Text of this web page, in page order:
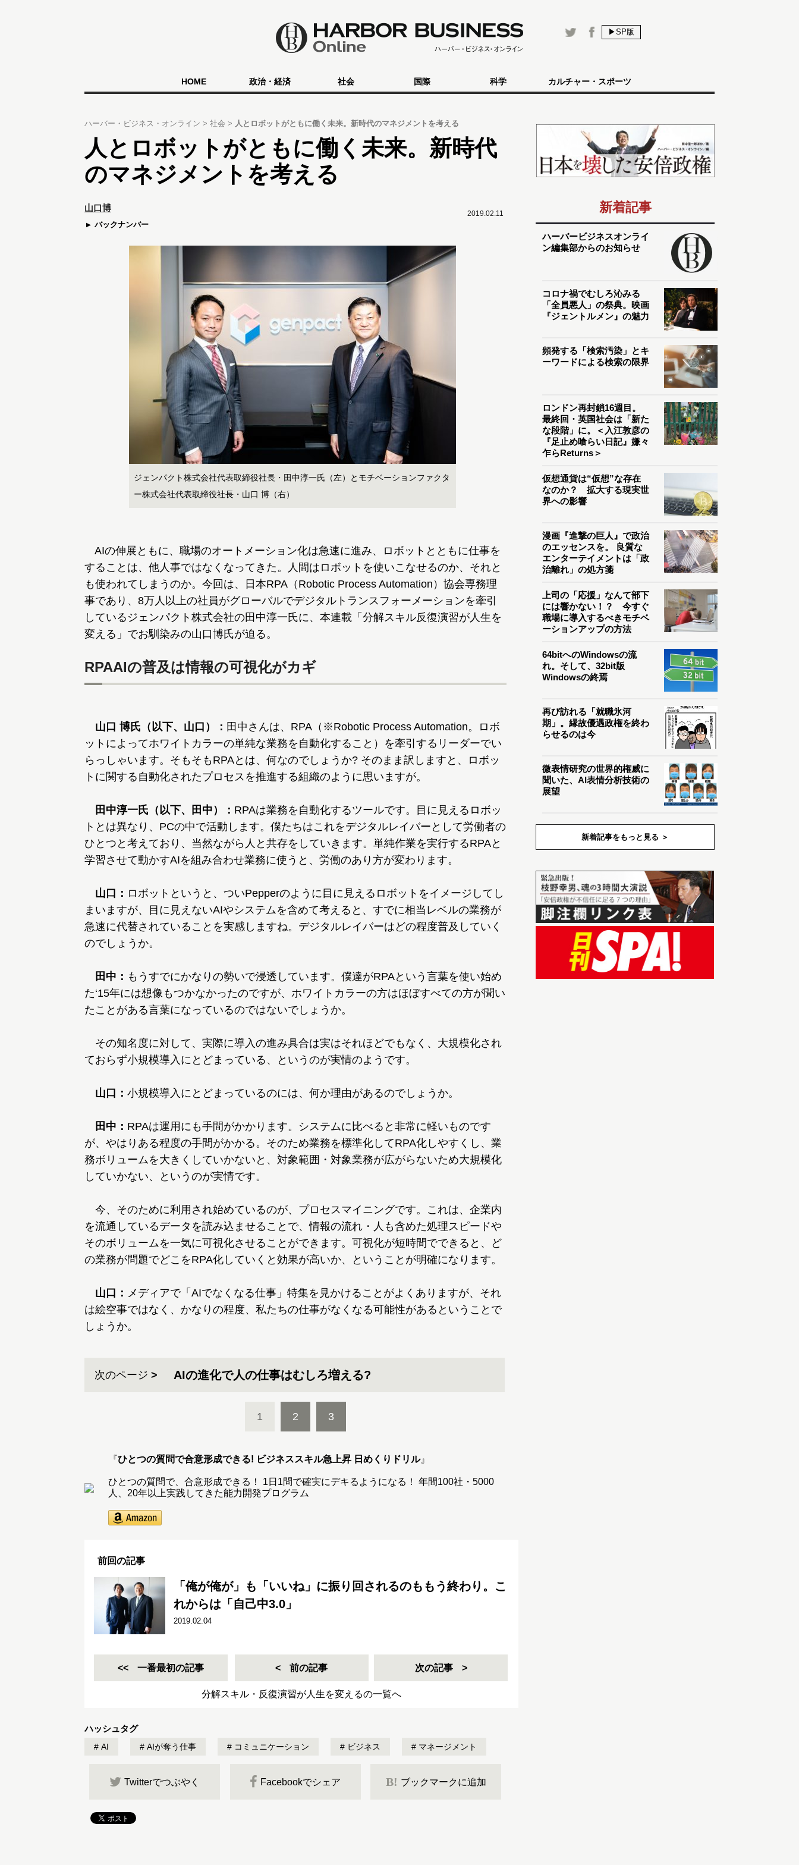
▶SP版
HOME 政治・経済 社会 国際 科学 カルチャー・スポーツ
ハーバー・ビジネス・オンライン 社会 人とロボットがともに働く未来。新時代のマネジメントを考える
人とロボットがともに働く未来。新時代
のマネジメントを考える
2019.02.11
山口博
バックナンバー
ジェンパクト株式会社代表取締役社長・田中淳一氏（左）とモチベーションファクタ
ー株式会社代表取締役社長・山口 博（右）
AIの伸展ともに、職場のオートメーション化は急速に進み、ロボットとともに仕事を
することは、他人事ではなくなってきた。人間はロボットを使いこなせるのか、それと
も使われてしまうのか。今回は、日本RPA（Robotic Process Automation）協会専務理
事であり、8万人以上の社員がグローバルでデジタルトランスフォーメーションを牽引
しているジェンパクト株式会社の田中淳一氏に、本連載「分解スキル反復演習が人生を
変える」でお馴染みの山口博氏が迫る。
RPAAIの普及は情報の可視化がカギ
山口 博氏（以下、山口）： 田中さんは、RPA（※Robotic Process Automation。ロボ
ットによってホワイトカラーの単純な業務を自動化すること）を牽引するリーダーでい
らっしゃいます。そもそもRPAとは、何なのでしょうか? そのまま訳しますと、ロボッ
トに関する自動化されたプロセスを推進する組織のように思いますが。
田中淳一氏（以下、田中）： RPAは業務を自動化するツールです。目に見えるロボッ
トとは異なり、PCの中で活動します。僕たちはこれをデジタルレイバーとして労働者の
ひとつと考えており、当然ながら人と共存をしていきます。単純作業を実行するRPAと
学習させて動かすAIを組み合わせ業務に使うと、労働のあり方が変わります。
山口： ロボットというと、ついPepperのように目に見えるロボットをイメージしてし
まいますが、目に見えないAIやシステムを含めて考えると、すでに相当レベルの業務が
急速に代替されていることを実感しますね。デジタルレイバーはどの程度普及していく
のでしょうか。
田中： もうすでにかなりの勢いで浸透しています。僕達がRPAという言葉を使い始め
た‘15年には想像もつかなかったのですが、ホワイトカラーの方はほぼすべての方が聞い
たことがある言葉になっているのではないでしょうか。
その知名度に対して、実際に導入の進み具合は実はそれほどでもなく、大規模化され
ておらず小規模導入にとどまっている、というのが実情のようです。
山口： 小規模導入にとどまっているのには、何か理由があるのでしょうか。
田中： RPAは運用にも手間がかかります。システムに比べると非常に軽いものです
が、やはりある程度の手間がかかる。そのため業務を標準化してRPA化しやすくし、業
務ボリュームを大きくしていかないと、対象範囲・対象業務が広がらないため大規模化
していかない、というのが実情です。
今、そのために利用され始めているのが、プロセスマイニングです。これは、企業内
を流通しているデータを読み込ませることで、情報の流れ・人も含めた処理スピードや
そのボリュームを一気に可視化させることができます。可視化が短時間でできると、ど
の業務が問題でどこをRPA化していくと効果が高いか、ということが明確になります。
山口： メディアで「AIでなくなる仕事」特集を見かけることがよくありますが、それ
は絵空事ではなく、かなりの程度、私たちの仕事がなくなる可能性があるということで
しょうか。
次のページ AIの進化で人の仕事はむしろ増える?
1 2 3
『ひとつの質問で合意形成できる! ビジネススキル急上昇 日めくりドリル』
ひとつの質問で、合意形成できる！ 1日1問で確実にデキるようになる！ 年間100社・5000
人、20年以上実践してきた能力開発プログラム
前回の記事
「俺が俺が」も「いいね」に振り回されるのももう終わり。こ
れからは「自己中3.0」
2019.02.04
一番最初の記事 前の記事 次の記事
分解スキル・反復演習が人生を変えるの一覧へ
ハッシュタグ
AI AIが奪う仕事 コミュニケーション ビジネス マネージメント
Twitterでつぶやく Facebookでシェア B! ブックマークに追加
新着記事
ハーバービジネスオンライ
ン編集部からのお知らせ
コロナ禍でむしろ沁みる
「全員悪人」の祭典。映画
『ジェントルメン』の魅力
頻発する「検索汚染」とキ
ーワードによる検索の限界
ロンドン再封鎖16週目。
最終回・英国社会は「新た
な段階」に。＜入江敦彦の
『足止め喰らい日記』嫌々
乍らReturns＞
仮想通貨は“仮想”な存在
なのか？ 拡大する現実世
界への影響
漫画『進撃の巨人』で政治
のエッセンスを。 良質な
エンターテイメントは「政
治離れ」の処方箋
上司の「応援」なんて部下
には響かない！？ 今すぐ
職場に導入するべきモチベ
ーションアップの方法
64bitへのWindowsの流
れ。そして、32bit版
Windowsの終焉
再び訪れる「就職氷河
期」。縁故優遇政権を終わ
らせるのは今
微表情研究の世界的権威に
聞いた、AI表情分析技術の
展望
新着記事をもっと見る